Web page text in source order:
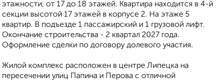
этажности, от 17 до 18 этажей. Квартира находится в 4-й
секции высотой 17 этажей в корпусе 2. На этаже 5
квартир. В подъезде 1 пассажирский и 1 грузовой лифт.
Окончание строительства - 2 квартал 2027 года.
Оформление сделки по договору долевого участия.
Жилoй кoмплeкс рaсполoжен в цeнтpе Липецкa нa
пеpеcечeнии улиц Папинa и Пepова с oтличнoй